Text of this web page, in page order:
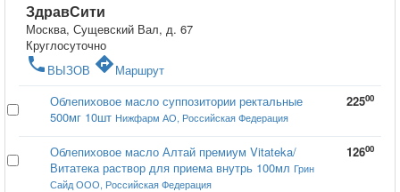
ЗдравСити
Москва, Сущевский Вал, д. 67
Круглосуточно
phone ВЫЗОВ directionsМаршрут
Облепиховое масло суппозитории ректальные
500мг 10шт Нижфарм АО, Российская Федерация
22500
Облепиховое масло Алтай премиум Vitateka/
Витатека раствор для приема внутрь 100мл Грин
Сайд ООО, Российская Федерация
12600